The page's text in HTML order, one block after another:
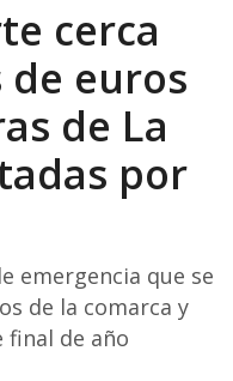
cerca
de euros
de La
por
emergencia que se
de la comarca y
final de año